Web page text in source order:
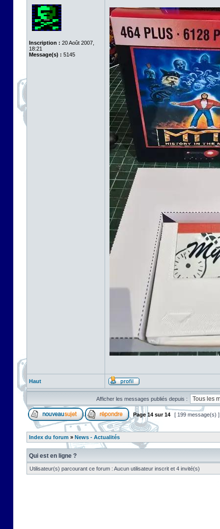
Inscription : 20 Août 2007,
18:21
Message(s) : 5145
Haut
Afficher les messages publiés depuis :
Page 14 sur14 [ 199 message(s)
Index du forum » News - Actualités
Qui est en ligne ?
Utilisateur(s) parcourant ce forum : Aucun utilisateur inscrit et 4 invité(s)